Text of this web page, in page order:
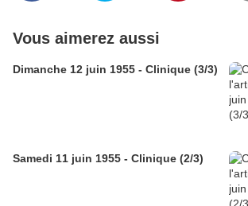
Vous aimerez aussi
Dimanche 12 juin 1955 - Clinique (3/3)
Samedi 11 juin 1955 - Clinique (2/3)